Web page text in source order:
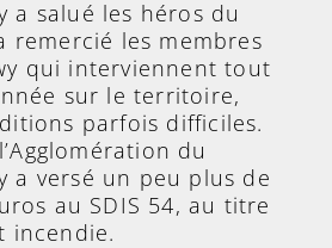
a salué les héros du
remercié les membres
qui interviennent tout
sur le territoire,
parfois difficiles.
du
a versé un peu plus de
au SDIS 54, au titre
incendie.